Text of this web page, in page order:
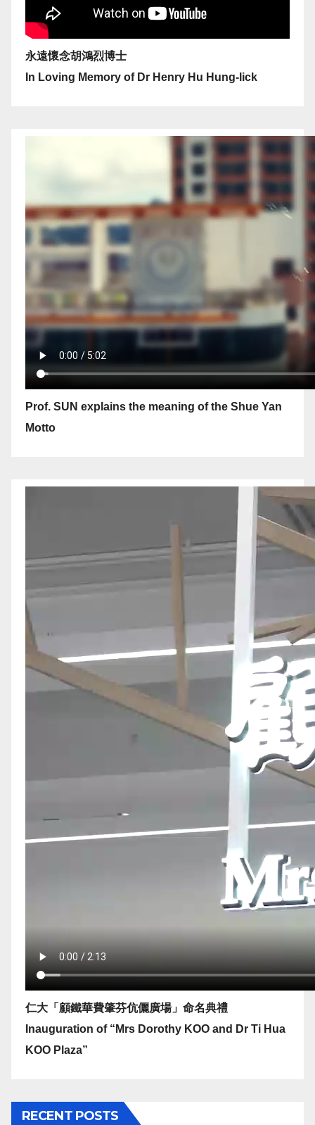
永遠懷念胡鴻烈博士
In Loving Memory of Dr Henry Hu Hung-lick
Prof. SUN explains the meaning of the Shue Yan
Motto
仁大「顧鐵華費肇芬伉儷廣場」命名典禮
Inauguration of “Mrs Dorothy KOO and Dr Ti Hua
KOO Plaza”
RECENT POSTS